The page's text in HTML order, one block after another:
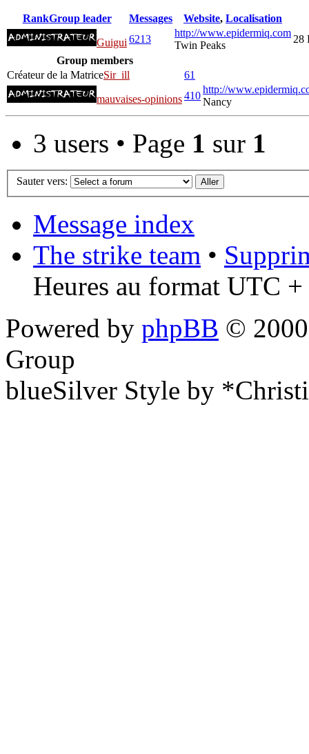
RankGroup leader Messages Website, Localisation
Guigui 6213
http://www.epidermiq.com
Twin Peaks
28
Group members
Créateur de la MatriceSir_ill 61
mauvaises-opinions410
http://
Nancy
3 users • Page 1 sur 1
Sauter vers:
Message index
The strike team •
Heures au format UTC
Powered by phpBB ©
Group
blueSilver Style by